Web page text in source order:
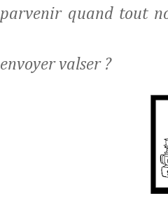
parvenir quand tout
envoyer valser ?